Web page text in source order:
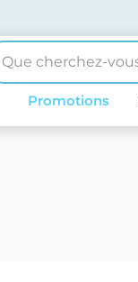
Promotions